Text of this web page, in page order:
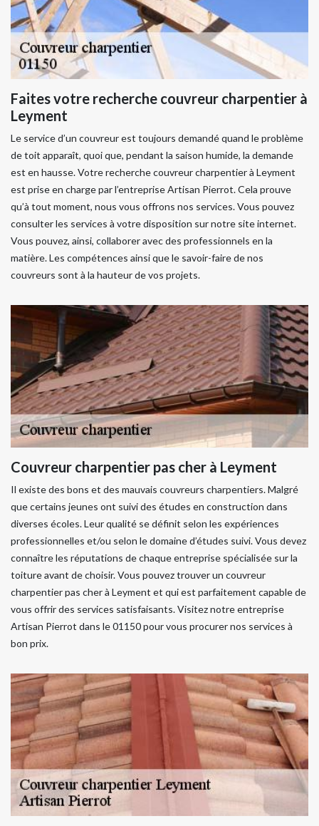
Faites votre recherche couvreur charpentier à
Leyment
Le service d’un couvreur est toujours demandé quand le problème
de toit apparaît, quoi que, pendant la saison humide, la demande
est en hausse. Votre recherche couvreur charpentier à Leyment
est prise en charge par l’entreprise Artisan Pierrot. Cela prouve
qu’à tout moment, nous vous offrons nos services. Vous pouvez
consulter les services à votre disposition sur notre site internet.
Vous pouvez, ainsi, collaborer avec des professionnels en la
matière. Les compétences ainsi que le savoir-faire de nos
couvreurs sont à la hauteur de vos projets.
Couvreur charpentier pas cher à Leyment
Il existe des bons et des mauvais couvreurs charpentiers. Malgré
que certains jeunes ont suivi des études en construction dans
diverses écoles. Leur qualité se définit selon les expériences
professionnelles et/ou selon le domaine d’études suivi. Vous devez
connaître les réputations de chaque entreprise spécialisée sur la
toiture avant de choisir. Vous pouvez trouver un couvreur
charpentier pas cher à Leyment et qui est parfaitement capable de
vous offrir des services satisfaisants. Visitez notre entreprise
Artisan Pierrot dans le 01150 pour vous procurer nos services à
bon prix.